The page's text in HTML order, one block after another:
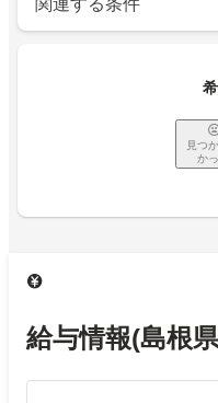
関連する条件
見つ
か
給与情報(島根